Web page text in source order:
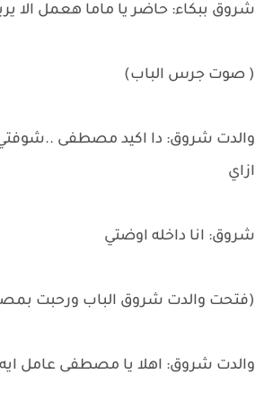
شروق ببكاء: حاضر يا ماما هعمل الا
( صوت جرس الباب)
والدت شروق: دا اكيد مصطفى
ازاي
شروق: انا داخله اوضتي
(فتحت والدت شروق الباب ورحبت
والدت شروق: اهلا يا مصطفى عامل ايه